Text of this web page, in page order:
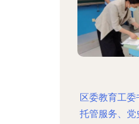
区委教育工
托管服务、党